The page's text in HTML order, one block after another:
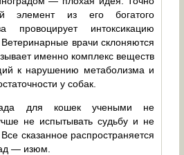
элемент из его богатого
провоцирует интоксикацию
врачи склоняются
именно комплекс веществ
к нарушению метаболизма и
у собак.
для кошек учеными не
не испытывать судьбу и не
сказанное распространяется
— изюм.